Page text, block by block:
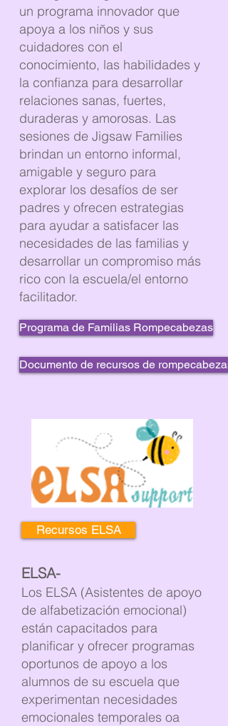
un programa innovador que
apoya a los niños y sus
cuidadores con el
conocimiento, las habilidades y
la confianza para desarrollar
relaciones sanas, fuertes,
duraderas y amorosas. Las
sesiones de Jigsaw Families
brindan un entorno informal,
amigable y seguro para
explorar los desafíos de ser
padres y ofrecen estrategias
para ayudar a satisfacer las
necesidades de las familias y
desarrollar un compromiso más
rico con la escuela/el entorno
facilitador.
Programa de Familias Rompecabezas
Documento de recursos de rompecabezas
Recursos ELSA
ELSA-
Los ELSA (Asistentes de apoyo
de alfabetización emocional)
están capacitados para
planificar y ofrecer programas
oportunos de apoyo a los
alumnos de su escuela que
experimentan necesidades
emocionales temporales oa